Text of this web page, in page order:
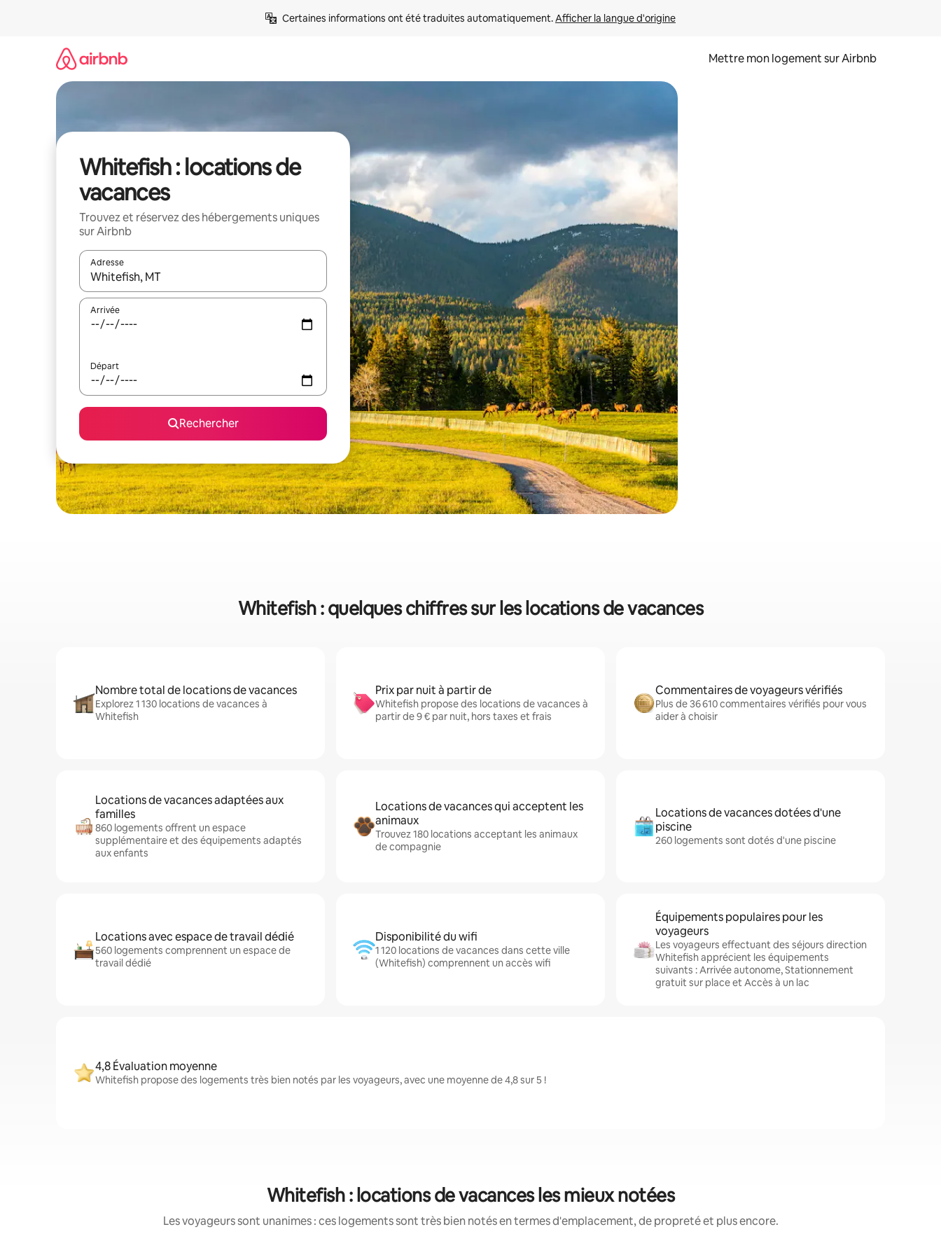
Certaines informations ont été traduites automatiquement. Afficher la langue d'origine
Mettre mon logement sur Airbnb
Whitefish : locations de
vacances
Trouvez et réservez des hébergements uniques
sur Airbnb
Adresse
Lorsque les résultats s'affichent, utilisez les flèches vers le haut et vers le bas pour les parcourir ou en appuyant et en faisant glisser.
Arrivée
Départ
Rechercher
Whitefish : quelques chiffres sur les locations de vacances
Nombre total de locations de vacances
Explorez 1 130 locations de vacances à
Whitefish
Prix par nuit à partir de
Whitefish propose des locations de vacances à
partir de 9 € par nuit, hors taxes et frais
Commentaires de voyageurs vérifiés
Plus de 36 610 commentaires vérifiés pour vous
aider à choisir
Locations de vacances adaptées aux
familles
860 logements offrent un espace
supplémentaire et des équipements adaptés
aux enfants
Locations de vacances qui acceptent les
animaux
Trouvez 180 locations acceptant les animaux
de compagnie
Locations de vacances dotées d'une
piscine
260 logements sont dotés d'une piscine
Locations avec espace de travail dédié
560 logements comprennent un espace de
travail dédié
Disponibilité du wifi
1 120 locations de vacances dans cette ville
(Whitefish) comprennent un accès wifi
Équipements populaires pour les
voyageurs
Les voyageurs effectuant des séjours direction
Whitefish apprécient les équipements
suivants : Arrivée autonome, Stationnement
gratuit sur place et Accès à un lac
4,8 Évaluation moyenne
Whitefish propose des logements très bien notés par les voyageurs, avec une moyenne de 4,8 sur 5 !
Whitefish : locations de vacances les mieux notées
Les voyageurs sont unanimes : ces logements sont très bien notés en termes d'emplacement, de propreté et plus encore.